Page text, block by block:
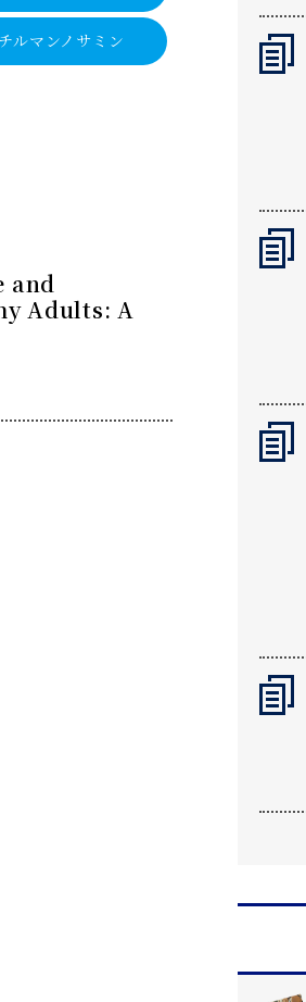
ルマンノサミン
and
Adults: A